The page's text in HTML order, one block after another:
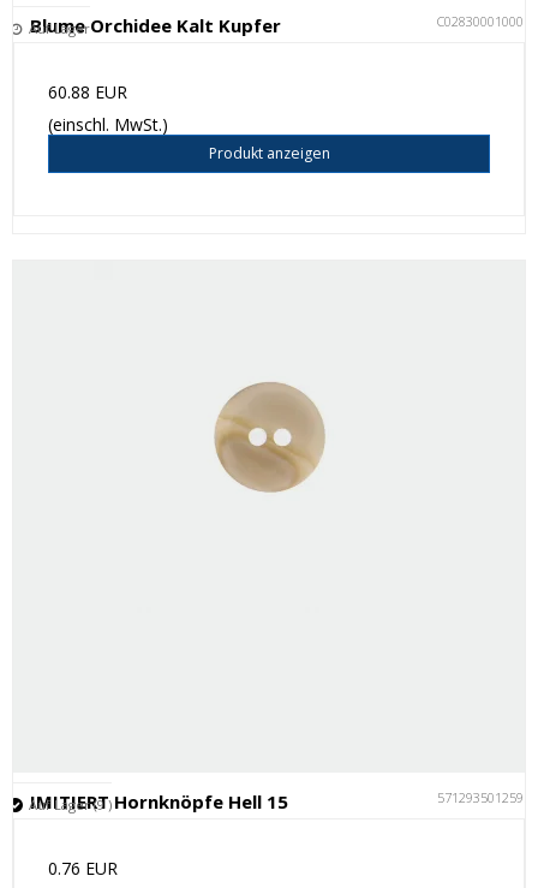
Blume Orchidee Kalt Kupfer C028300010001
Auf Lager
60.88 EUR
(einschl. MwSt.)
Produkt anzeigen
IMITIERT Hornknöpfe Hell 15 5712935012595
Auf Lager (9 )
0.76 EUR